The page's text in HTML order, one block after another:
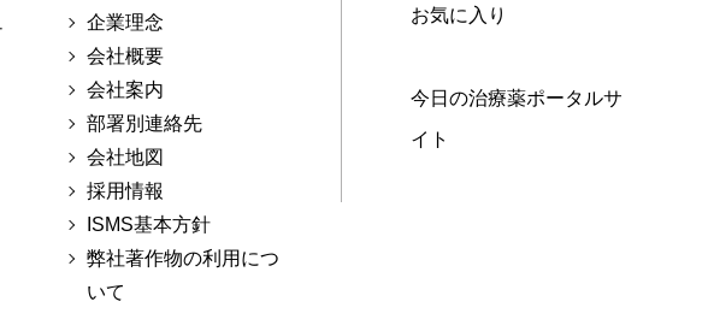
企業理念
会社概要
会社案内
部署別連絡先
会社地図
採用情報
ISMS基本方針
弊社著作物の利用につ
いて
お気に入り
今日の治療薬ポータルサ
イト